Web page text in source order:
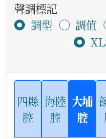
聲調標記
調型
調值
四縣
腔
海陸
腔
大埔
腔